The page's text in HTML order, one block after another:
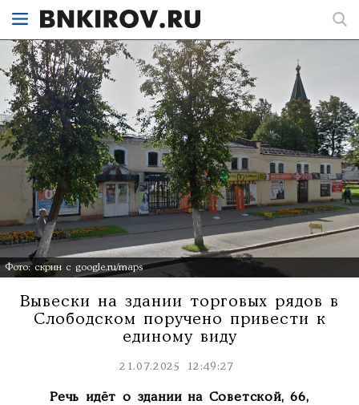
Фото: скрин с google.ru/maps
Вывески на здании торговых рядов в
Слободском поручено привести к
единому виду
21.07.2025 12:49:27
Речь идёт о здании на Советской, 66,